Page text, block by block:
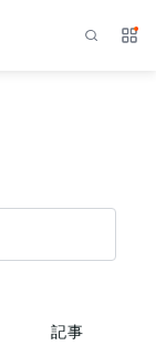
サ
記事